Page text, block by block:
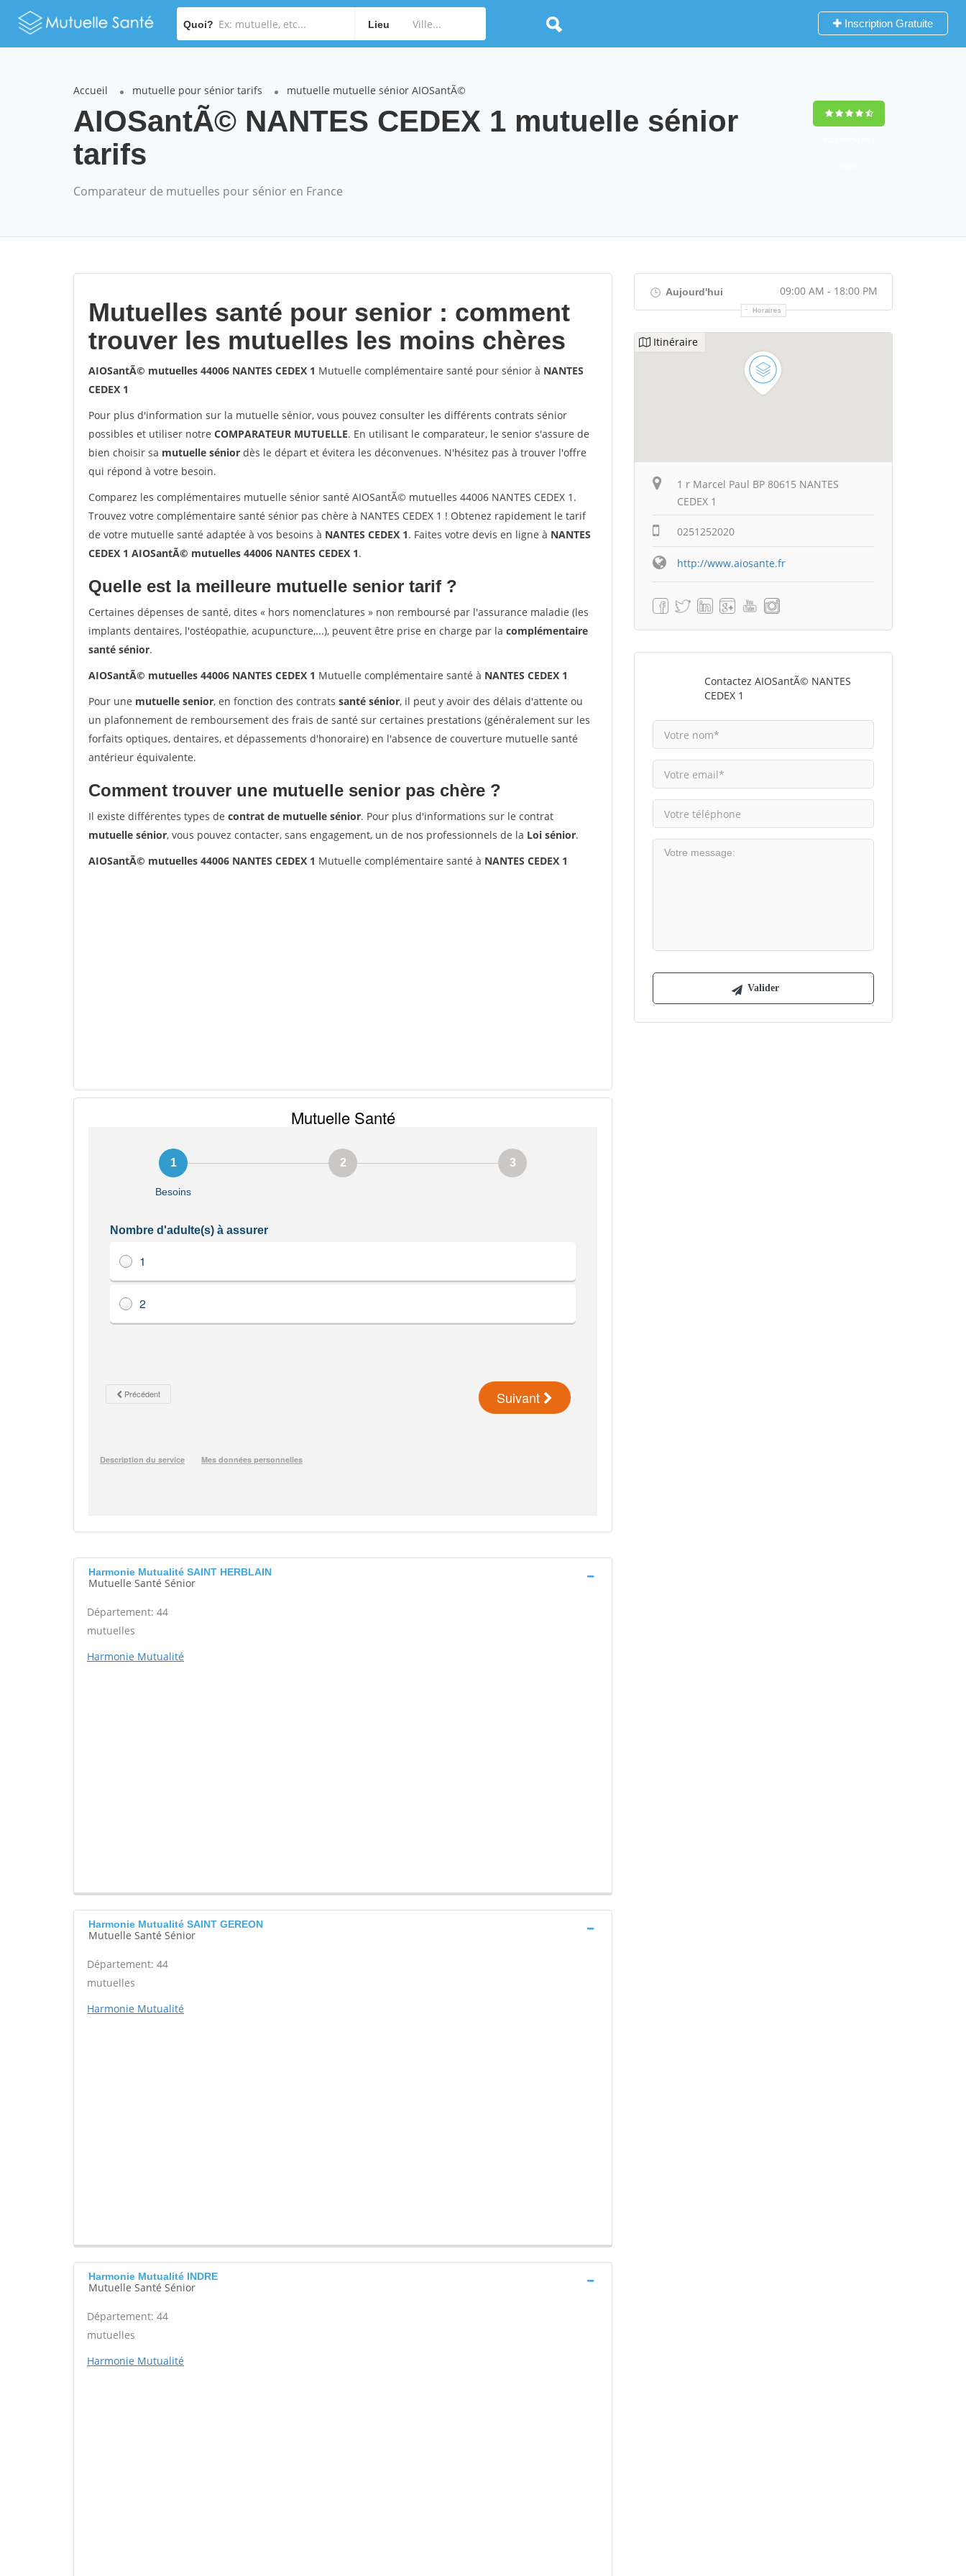
Quoi? Lieu Inscription Gratuite
Accueil mutuelle pour sénior tarifs mutuelle mutuelle sénior AIOSantÃ©
AIOSantÃ© NANTES CEDEX 1 mutuelle sénior
tarifs
Comparateur de mutuelles pour sénior en France
Mutuelles santé pour senior : comment
trouver les mutuelles les moins chères
AIOSantÃ© mutuelles 44006 NANTES CEDEX 1 Mutuelle complémentaire santé pour sénior à NANTES
CEDEX 1
Pour plus d'information sur la mutuelle sénior, vous pouvez consulter les différents contrats sénior
possibles et utiliser notre COMPARATEUR MUTUELLE. En utilisant le comparateur, le senior s'assure de
bien choisir sa mutuelle sénior dès le départ et évitera les déconvenues. N'hésitez pas à trouver l'offre
qui répond à votre besoin.
Comparez les complémentaires mutuelle sénior santé AIOSantÃ© mutuelles 44006 NANTES CEDEX 1.
Trouvez votre complémentaire santé sénior pas chère à NANTES CEDEX 1 ! Obtenez rapidement le tarif
de votre mutuelle santé adaptée à vos besoins à NANTES CEDEX 1. Faites votre devis en ligne à NANTES
CEDEX 1 AIOSantÃ© mutuelles 44006 NANTES CEDEX 1.
Quelle est la meilleure mutuelle senior tarif ?
Certaines dépenses de santé, dites « hors nomenclatures » non remboursé par l'assurance maladie (les
implants dentaires, l'ostéopathie, acupuncture,...), peuvent être prise en charge par la complémentaire
santé sénior.
AIOSantÃ© mutuelles 44006 NANTES CEDEX 1 Mutuelle complémentaire santé à NANTES CEDEX 1
Pour une mutuelle senior, en fonction des contrats santé sénior, il peut y avoir des délais d'attente ou
un plafonnement de remboursement des frais de santé sur certaines prestations (généralement sur les
forfaits optiques, dentaires, et dépassements d'honoraire) en l'absence de couverture mutuelle santé
antérieur équivalente.
Comment trouver une mutuelle senior pas chère ?
Il existe différentes types de contrat de mutuelle sénior. Pour plus d'informations sur le contrat
mutuelle sénior, vous pouvez contacter, sans engagement, un de nos professionnels de la Loi sénior.
AIOSantÃ© mutuelles 44006 NANTES CEDEX 1 Mutuelle complémentaire santé à NANTES CEDEX 1
Harmonie Mutualité SAINT HERBLAIN
Mutuelle Santé Sénior
Département: 44
mutuelles
Harmonie Mutualité
Harmonie Mutualité SAINT GEREON
Mutuelle Santé Sénior
Département: 44
mutuelles
Harmonie Mutualité
Harmonie Mutualité INDRE
Mutuelle Santé Sénior
Département: 44
mutuelles
Harmonie Mutualité
Aujourd'hui 09:00 AM - 18:00 PM
Horaires
Itinéraire
1 r Marcel Paul BP 80615 NANTES
CEDEX 1
0251252020
http://www.aiosante.fr
Contactez AIOSantÃ© NANTES
CEDEX 1